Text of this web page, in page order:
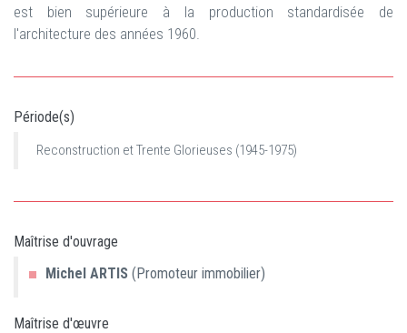
est bien supérieure à la production standardisée de
l'architecture des années 1960.
Période(s)
Reconstruction et Trente Glorieuses (1945-1975)
Maîtrise d'ouvrage
Michel ARTIS (Promoteur immobilier)
Maîtrise d'œuvre